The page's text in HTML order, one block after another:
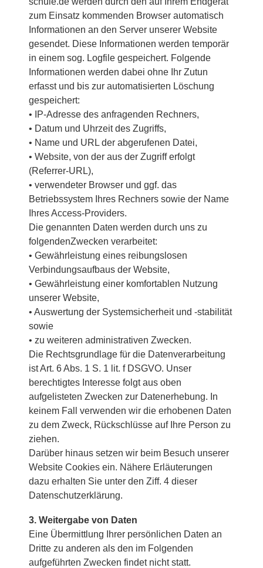
zum Einsatz kommenden Browser automatisch
Informationen an den Server unserer Website
gesendet. Diese Informationen werden temporär
in einem sog. Logfile gespeichert. Folgende
Informationen werden dabei ohne Ihr Zutun
erfasst und bis zur automatisierten Löschung
gespeichert:
• IP-Adresse des anfragenden Rechners,
• Datum und Uhrzeit des Zugriffs,
• Name und URL der abgerufenen Datei,
• Website, von der aus der Zugriff erfolgt
(Referrer-URL),
• verwendeter Browser und ggf. das
Betriebssystem Ihres Rechners sowie der Name
Ihres Access-Providers.
Die genannten Daten werden durch uns zu
folgendenZwecken verarbeitet:
• Gewährleistung eines reibungslosen
Verbindungsaufbaus der Website,
• Gewährleistung einer komfortablen Nutzung
unserer Website,
• Auswertung der Systemsicherheit und -stabilität
sowie
• zu weiteren administrativen Zwecken.
Die Rechtsgrundlage für die Datenverarbeitung
ist Art. 6 Abs. 1 S. 1 lit. f DSGVO. Unser
berechtigtes Interesse folgt aus oben
aufgelisteten Zwecken zur Datenerhebung. In
keinem Fall verwenden wir die erhobenen Daten
zu dem Zweck, Rückschlüsse auf Ihre Person zu
ziehen.
Darüber hinaus setzen wir beim Besuch unserer
Website Cookies ein. Nähere Erläuterungen
dazu erhalten Sie unter den Ziff. 4 dieser
Datenschutzerklärung.
3. Weitergabe von Daten
Eine Übermittlung Ihrer persönlichen Daten an
Dritte zu anderen als den im Folgenden
aufgeführten Zwecken findet nicht statt.